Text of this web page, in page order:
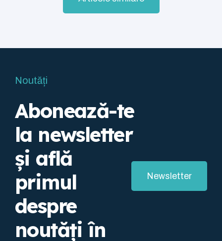
Noutăți
Abonează-te
la newsletter
și află
primul
despre
noutăți în
Newsletter